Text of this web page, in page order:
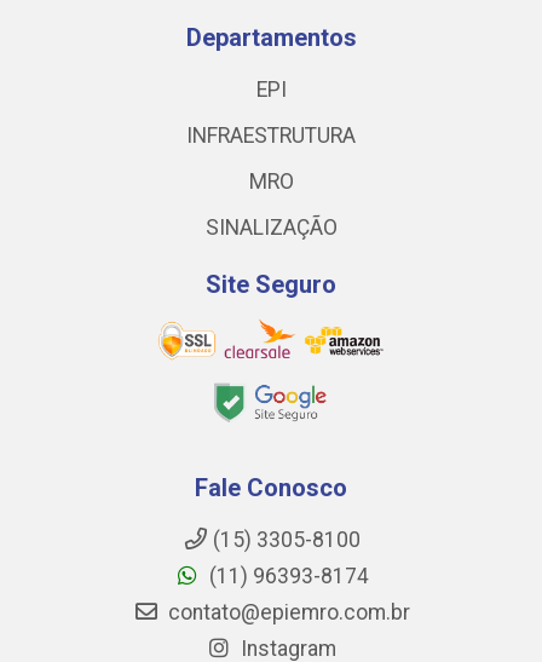
Departamentos
EPI
INFRAESTRUTURA
MRO
SINALIZAÇÃO
Site Seguro
Fale Conosco
(15) 3305-8100
(11) 96393-8174
contato@epiemro.com.br
Instagram